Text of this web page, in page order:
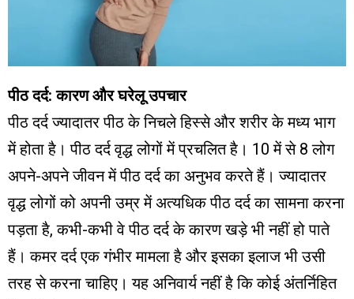
पीठ दर्द: कारण और घरेलू उपचार
पीठ दर्द ज्यादातर पीठ के निचले हिस्से और शरीर के मध्य भाग
में होता है। पीठ दर्द वृद्ध लोगों में प्रचलित है। 10 में से 8 लोग
अपने-अपने जीवन में पीठ दर्द का अनुभव करते हैं। ज्यादातर
वृद्ध लोगों को अपनी उम्र में अत्यधिक पीठ दर्द का सामना करना
पड़ता है, कभी-कभी वे पीठ दर्द के कारण खड़े भी नहीं हो पाते
हैं। कमर दर्द एक गंभीर मामला है और इसका इलाज भी उसी
तरह से करना चाहिए। यह अनिवार्य नहीं है कि कोई अंतर्निहित